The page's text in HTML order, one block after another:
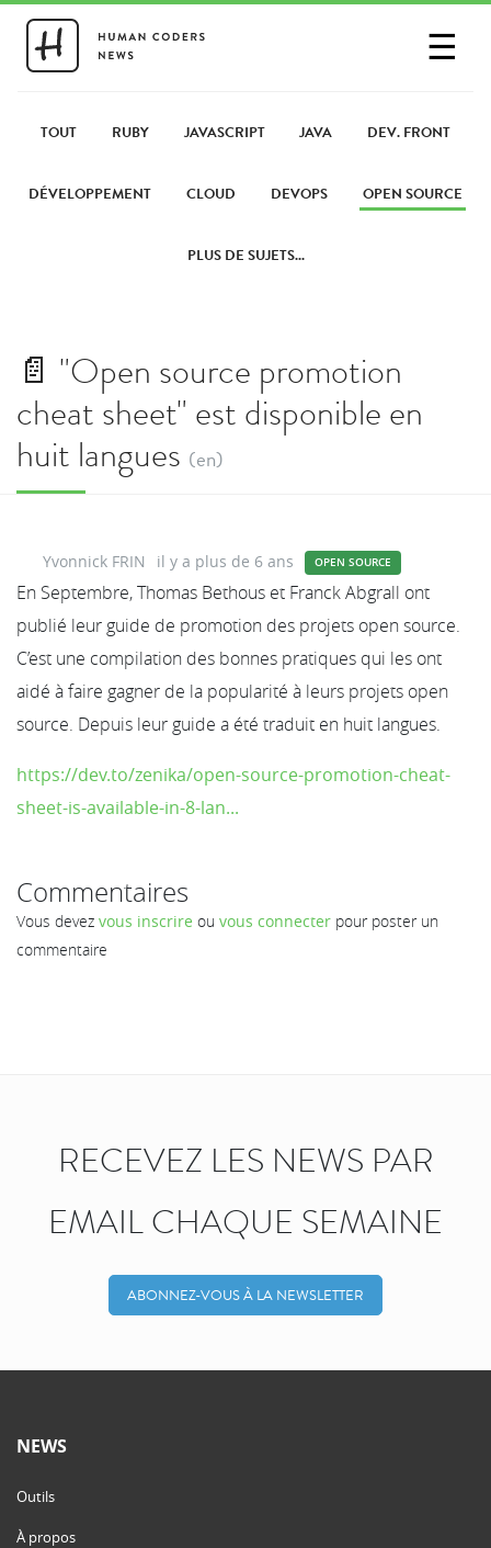
☰
PARTAGER UN LIEN
TOUT RUBY JAVASCRIPT JAVA DEV. FRONT
DÉVELOPPEMENT CLOUD DEVOPS OPEN SOURCE
PLUS DE SUJETS...
📄 "Open source promotion
cheat sheet" est disponible en
huit langues (en)
Yvonnick FRIN il y a plus de 6 ans OPEN SOURCE
En Septembre, Thomas Bethous et Franck Abgrall ont
publié leur guide de promotion des projets open source.
C’est une compilation des bonnes pratiques qui les ont
aidé à faire gagner de la popularité à leurs projets open
source. Depuis leur guide a été traduit en huit langues.
https://dev.to/zenika/open-source-promotion-cheat-
sheet-is-available-in-8-lan...
Commentaires
Vous devez vous inscrire ou vous connecter pour poster un
commentaire
RECEVEZ LES NEWS PAR
EMAIL CHAQUE SEMAINE
ABONNEZ-VOUS À LA NEWSLETTER
NEWS
Outils
À propos